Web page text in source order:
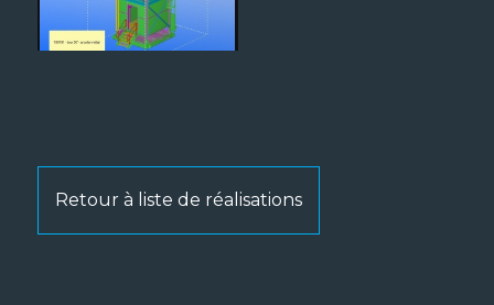
Retour à liste de réalisations